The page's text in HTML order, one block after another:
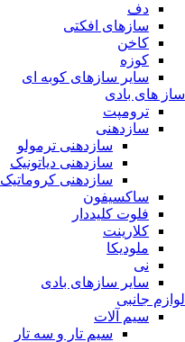
دف
سازهای افکتی
کاخن
کوزه
سایر سازهای کوبه ای
ساز های بادی
ترومپت
سازدهنی
سازدهنی ترمولو
سازدهنی دیاتونیک
سازدهنی کروماتیک
ساکسیفون
فلوت کلیددار
کلارینت
ملودیکا
نی
سایر سازهای بادی
لوازم جانبی
سیم آلات
سیم تار و سه تار